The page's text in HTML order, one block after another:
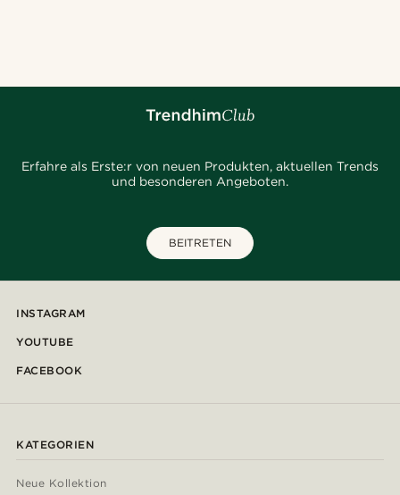
Erfahre als Erste:r von neuen Produkten, aktuellen Trends
und besonderen Angeboten.
BEITRETEN
INSTAGRAM
YOUTUBE
FACEBOOK
KATEGORIEN
Neue Kollektion